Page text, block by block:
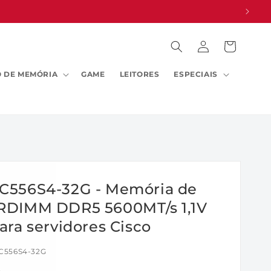
DE MEMÓRIA GAME LEITORES ESPECIAIS
login
Carrinho
32G - Memória de
DDR5 5600MT/s 1,1V
servidores Cisco
32G